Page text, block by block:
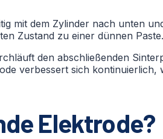
mit dem Zylinder nach unten
Zustand zu einer dünnen Paste.
den abschließenden
verbessert sich kontinuierlich,
Elektrode?